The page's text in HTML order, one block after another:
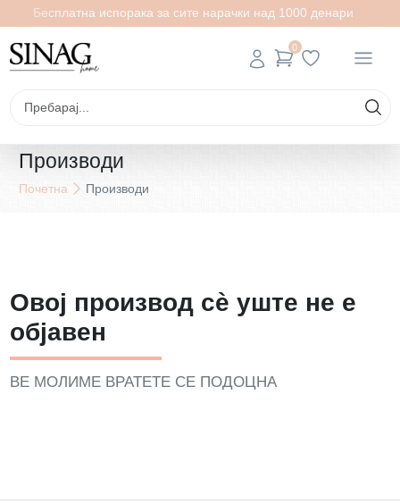
Бесплатна испорака за сите нарачки над 1000 денари
0
Производи
Почетна Производи
Овој производ сè уште не е
објавен
ВЕ МОЛИМЕ ВРАТЕТЕ СЕ ПОДОЦНА